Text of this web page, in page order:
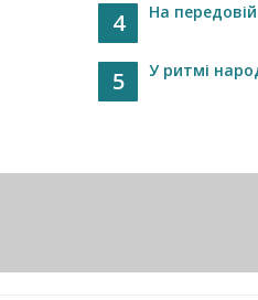
4 На передовій
5 У ритмі